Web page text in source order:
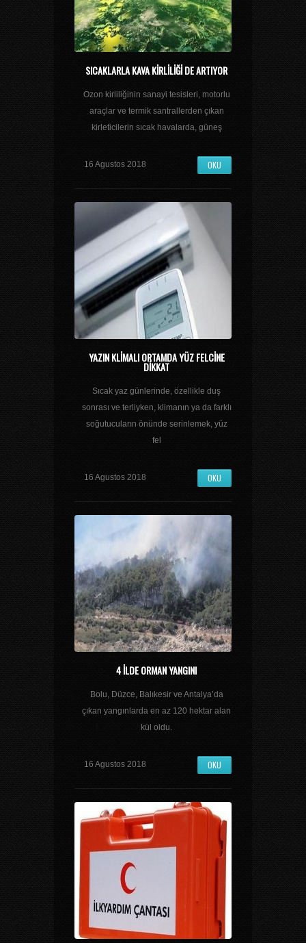
SICAKLARLA KAVA KIRLILIĞI DE ARTIYOR
Ozon kirliliğinin sanayi tesisleri, motorlu
araçlar ve termik santrallerden çıkan
kirleticilerin sıcak havalarda, güneş
16 Agustos 2018 OKU
YAZIN KLIMALI ORTAMDA YÜZ FELCINE
DIKKAT
Sıcak yaz günlerinde, özellikle duş
sonrası ve terliyken, klimanın ya da farklı
soğutucuların önünde serinlemek, yüz
fel
16 Agustos 2018 OKU
4 ILDE ORMAN YANGINI
Bolu, Düzce, Balıkesir ve Antalya’da
çıkan yangınlarda en az 120 hektar alan
kül oldu.
16 Agustos 2018 OKU